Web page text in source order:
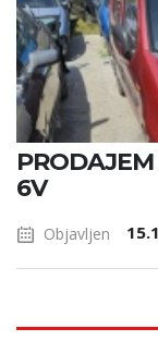
PRODAJEM
6V
Objavljen